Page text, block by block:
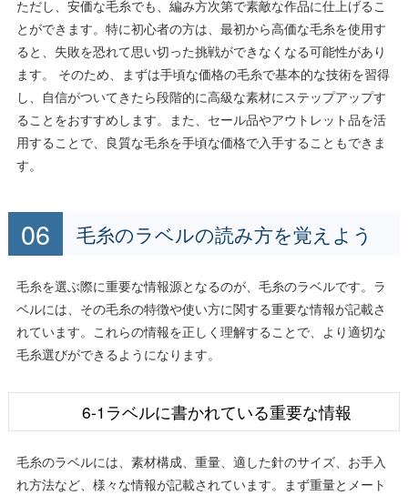
ただし、安価な毛糸でも、編み方次第で素敵な作品に仕上げるこ
とができます。特に初心者の方は、最初から高価な毛糸を使用す
ると、失敗を恐れて思い切った挑戦ができなくなる可能性があり
ます。 そのため、まずは手頃な価格の毛糸で基本的な技術を習得
し、自信がついてきたら段階的に高級な素材にステップアップす
ることをおすすめします。また、セール品やアウトレット品を活
用することで、良質な毛糸を手頃な価格で入手することもできま
す。
毛糸のラベルの読み方を覚えよう
毛糸を選ぶ際に重要な情報源となるのが、毛糸のラベルです。ラ
ベルには、その毛糸の特徴や使い方に関する重要な情報が記載さ
れています。これらの情報を正しく理解することで、より適切な
毛糸選びができるようになります。
6-1ラベルに書かれている重要な情報
毛糸のラベルには、素材構成、重量、適した針のサイズ、お手入
れ方法など、様々な情報が記載されています。まず重量とメート